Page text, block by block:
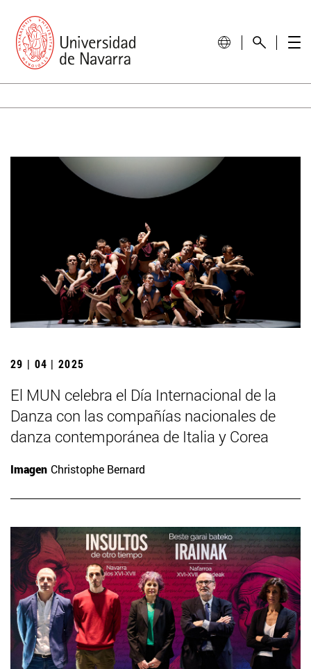
29 | 04 | 2025
El MUN celebra el Día Internacional de la
Danza con las compañías nacionales de
danza contemporánea de Italia y Corea
Imagen Christophe Bernard